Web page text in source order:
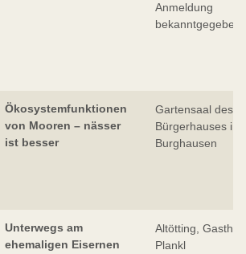
Anmeldung
bekanntgegeben
Ökosystemfunktionen
von Mooren – nässer
ist besser
Gartensaal des
Bürgerhauses in
Burghausen
Unterwegs am
ehemaligen Eisernen
Altötting, Gasthof
Plankl